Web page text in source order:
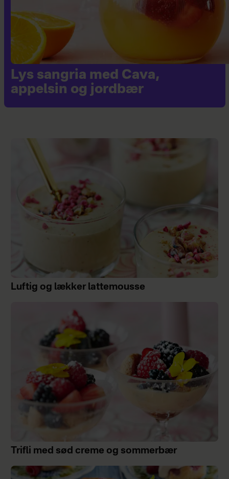
Lys sangria med Cava,
appelsin og jordbær
Luftig og lækker lattemousse
Trifli med sød creme og sommerbær